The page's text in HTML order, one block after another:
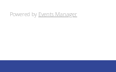
Powered by Events Manager